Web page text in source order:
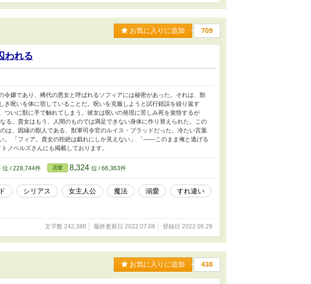
お気に入りに追加 709
われる
令嬢であり、稀代の悪女と呼ばれるソフィアには秘密があった。それは、獣
き呪いを体に宿していることだ。呪いを克服しようと試行錯誤を繰り返す
ついに獣に手で触れてしまう。彼女は呪いの発現に苦しみ死を覚悟するが
。貴女はもう、人間のものでは満足できない身体に作り替えられた。この
は、因縁の獣人である、獣軍司令官のルイス・ブラッドだった。冷たい言葉
。 「フィア。貴女の拒絶は戯れにしか見えない」 「——このまま俺と逃げる
ノベルズさんにも掲載しております。
位 / 228,744件 恋愛 8,324 位 / 66,363件
シリアス 女主人公 魔法 溺愛
すれ違い
文字数 242,388 最終更新日 2022.07.08 登録日 2022.06.29
お気に入りに追加 438